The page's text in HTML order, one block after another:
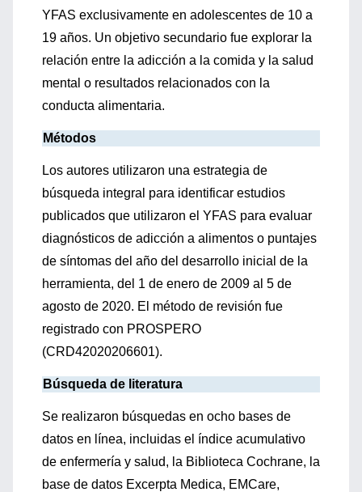
YFAS exclusivamente en adolescentes de 10 a
19 años. Un objetivo secundario fue explorar la
relación entre la adicción a la comida y la salud
mental o resultados relacionados con la
conducta alimentaria.
Métodos
Los autores utilizaron una estrategia de
búsqueda integral para identificar estudios
publicados que utilizaron el YFAS para evaluar
diagnósticos de adicción a alimentos o puntajes
de síntomas del año del desarrollo inicial de la
herramienta, del 1 de enero de 2009 al 5 de
agosto de 2020. El método de revisión fue
registrado con PROSPERO
(CRD42020206601).
Búsqueda de literatura
Se realizaron búsquedas en ocho bases de
datos en línea, incluidas el índice acumulativo
de enfermería y salud, la Biblioteca Cochrane, la
base de datos Excerpta Medica, EMCare,